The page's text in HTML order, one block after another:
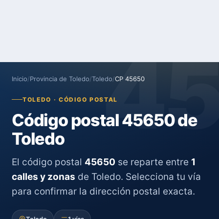
Inicio/Provincia de Toledo/Toledo/CP 45650
TOLEDO · CÓDIGO POSTAL
Código postal 45650 de
Toledo
El código postal 45650 se reparte entre 1
calles y zonas de Toledo. Selecciona tu vía
para confirmar la dirección postal exacta.